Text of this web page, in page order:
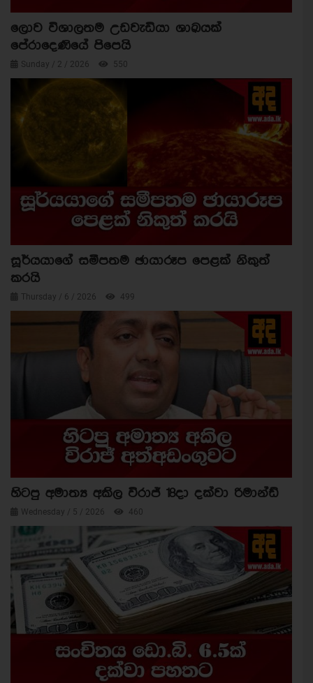
ලොව විශාලතම උඩවැඩියා ශාඛයක්
පේරාදෙණියේ පිපෙයි
Sunday / 2 / 2026 550
සූර්යයාගේ සමීපතම ඡායාරූප පෙළක් නිකුත්
කරයි
Thursday / 6 / 2026 499
හිටපු අමාත්‍ය අකිල විරාජ් 18දා දක්වා රිමාන්ඩ්
Wednesday / 5 / 2026 460